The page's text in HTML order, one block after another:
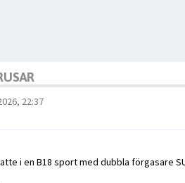
22:37
i en B18 sport med dubbla förgasare